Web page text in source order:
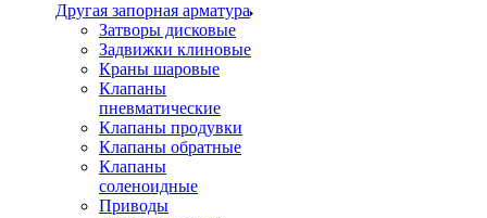
Другая запорная арматура
Затворы дисковые
Задвижки клиновые
Краны шаровые
Клапаны
пневматические
Клапаны продувки
Клапаны обратные
Клапаны
соленоидные
Приводы